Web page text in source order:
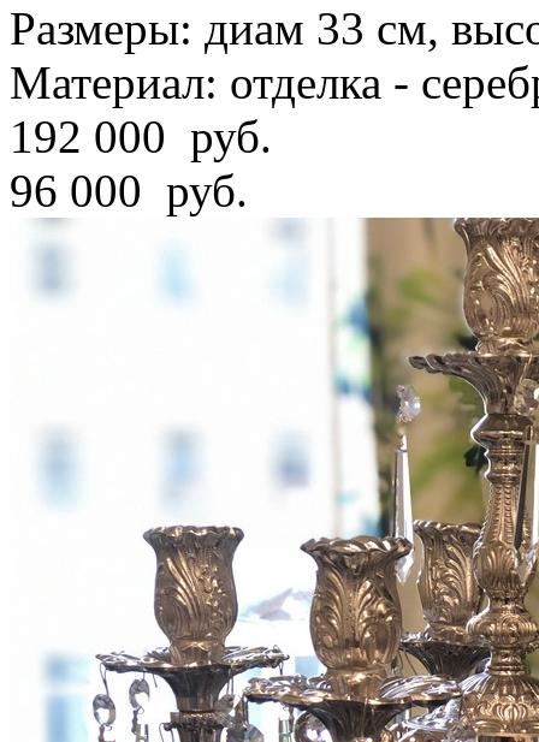
Размеры: диам 33 см,
Материал: отделка -
192 000 руб.
96 000 руб.